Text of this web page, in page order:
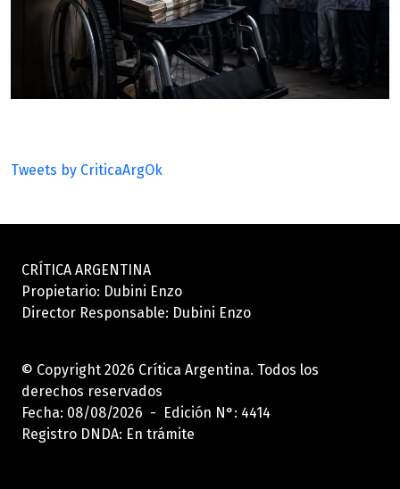
Tweets by CriticaArgOk
CRÍTICA ARGENTINA
Propietario: Dubini Enzo
Director Responsable: Dubini Enzo
© Copyright 2026 Crítica Argentina. Todos los
derechos reservados
Fecha: 08/08/2026 - Edición N°: 4414
Registro DNDA: En trámite